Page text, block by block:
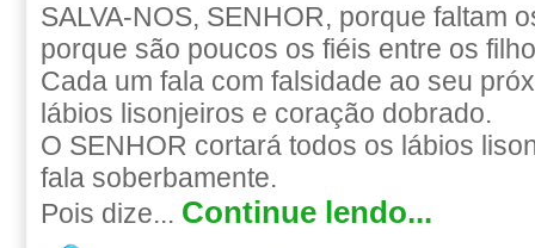
SALVA-NOS, SENHOR, porque faltam
porque são poucos os fiéis entre os
Cada um fala com falsidade ao seu
lábios lisonjeiros e coração dobrado.
O SENHOR cortará todos os lábios
fala soberbamente.
Pois dize... Continue lendo...